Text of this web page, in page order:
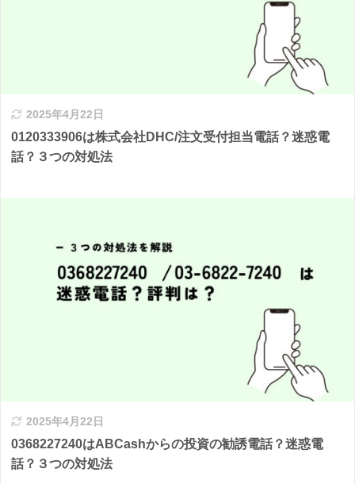
2025年4月22日
0120333906は株式会社DHC/注文受付担当電話？迷惑電
話？３つの対処法
2025年4月22日
0368227240はABCashからの投資の勧誘電話？迷惑電
話？３つの対処法